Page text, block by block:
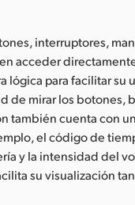
interruptores,
acceder
lógica para facilitar su
de mirar los botones,
también cuenta con
el código de
y la intensidad del
su visualización